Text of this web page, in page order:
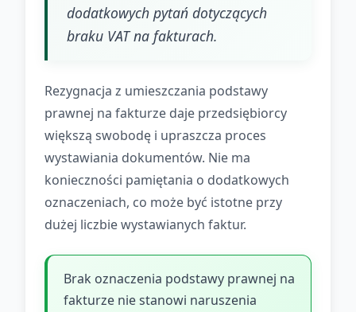
dodatkowych pytań dotyczących
braku VAT na fakturach.
Rezygnacja z umieszczania podstawy
prawnej na fakturze daje przedsiębiorcy
większą swobodę i upraszcza proces
wystawiania dokumentów. Nie ma
konieczności pamiętania o dodatkowych
oznaczeniach, co może być istotne przy
dużej liczbie wystawianych faktur.
Brak oznaczenia podstawy prawnej na
fakturze nie stanowi naruszenia